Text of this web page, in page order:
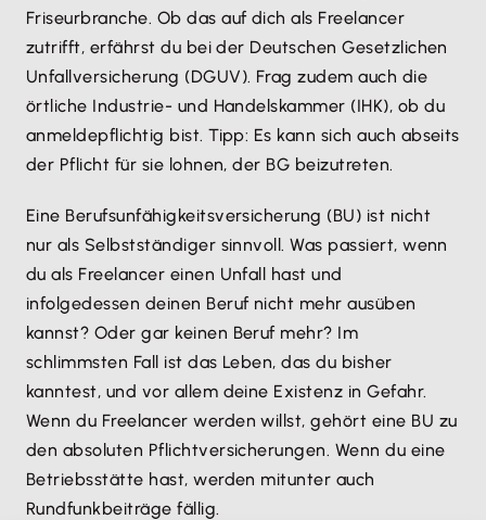
Friseurbranche. Ob das auf dich als Freelancer
zutrifft, erfährst du bei der Deutschen Gesetzlichen
Unfallversicherung (DGUV). Frag zudem auch die
örtliche Industrie- und Handelskammer (IHK), ob du
anmeldepflichtig bist. Tipp: Es kann sich auch abseits
der Pflicht für sie lohnen, der BG beizutreten.
Eine Berufsunfähigkeitsversicherung (BU) ist nicht
nur als Selbstständiger sinnvoll. Was passiert, wenn
du als Freelancer einen Unfall hast und
infolgedessen deinen Beruf nicht mehr ausüben
kannst? Oder gar keinen Beruf mehr? Im
schlimmsten Fall ist das Leben, das du bisher
kanntest, und vor allem deine Existenz in Gefahr.
Wenn du Freelancer werden willst, gehört eine BU zu
den absoluten Pflichtversicherungen. Wenn du eine
Betriebsstätte hast, werden mitunter auch
Rundfunkbeiträge fällig.